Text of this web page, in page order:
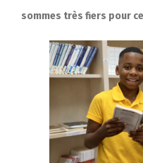
sommes très fiers pour